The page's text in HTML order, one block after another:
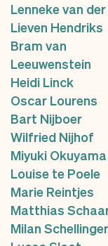
Lenneke van
Lieven Hendriks
Bram van
Leeuwenstein
Heidi Linck
Oscar Lourens
Bart Nijboer
Wilfried Nijhof
Miyuki Okuyama
Louise te Poele
Marie Reintjes
Matthias
Milan